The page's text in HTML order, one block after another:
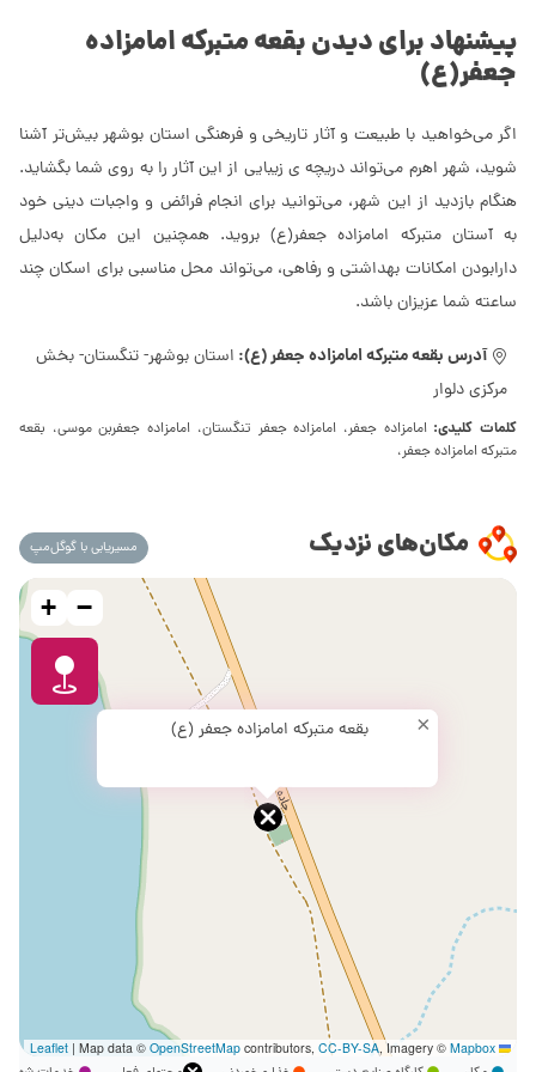
پیشنهاد برای دیدن بقعه متبرکه امامزاده
جعفر(ع)
اگر می‌خواهید با طبیعت و آثار تاریخی و فرهنگی استان بوشهر بیش‌تر آشنا
شوید، شهر اهرم می‌تواند دریچه ی زیبایی از این آثار را به روی شما بگشاید.
هنگام بازدید از این شهر، می‌توانید برای انجام فرائض و واجبات دینی خود
به آستان متبرکه امامزاده جعفر(ع) بروید. همچنین این مکان به‌دلیل
دارابودن امکانات بهداشتی و رفاهی، می‌تواند محل مناسبی برای اسکان چند
ساعته شما عزیزان باشد.
آدرس بقعه متبرکه امامزاده جعفر (ع): استان بوشهر- تنگستان- بخش
مرکزی دلوار
کلمات کلیدی:امامزاده جعفر، امامزاده جعفر تنگستان، امامزاده جعفر‌بن موسی، بقعه
متبرکه امامزاده جعفر،
مکان‌های نزدیک مسیریابی با گوگل‌مپ
بقعه متبرکه امامزاده جعفر (ع) ×
+ −
Leaflet
| Map data © OpenStreetMapcontributors, CC-BY-SA, Imagery © Mapbox